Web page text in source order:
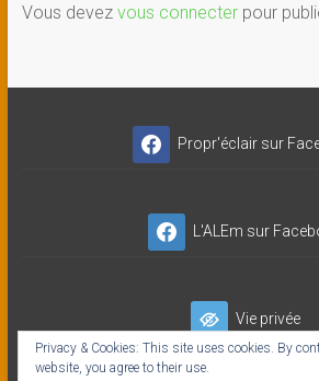
Vous devez vous connecterpour
Propr'éclair sur
L'ALEm sur
Vie privée
Privacy & Cookies: This site uses cookies. By
website, you agree to their use.